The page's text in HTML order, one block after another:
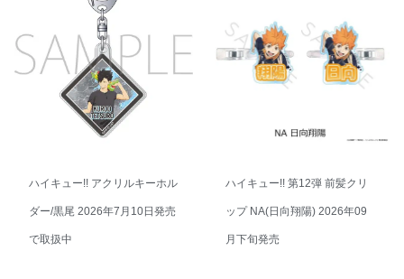
ハイキュー!! アクリルキーホル
ダー/黒尾 2026年7月10日発売
で取扱中
ハイキュー!! 第12弾 前髪クリ
ップ NA(日向翔陽) 2026年09
月下旬発売